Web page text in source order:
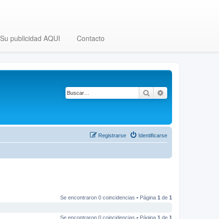
publicidad AQUI Contacto
Buscar
Identificarse
Registrarse
Se encontraron 0 coincidencias • Página 1 de 1
Se encontraron 0 coincidencias • Página 1 de 1